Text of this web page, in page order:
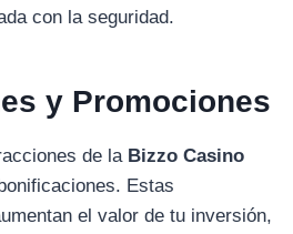
con la seguridad.
y Promociones
de la Bizzo Casino
Estas
el valor de tu inversión,